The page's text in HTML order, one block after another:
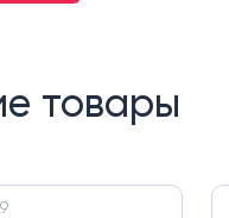
товары